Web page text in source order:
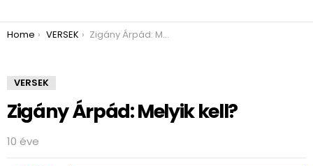
You are here:
Home VERSEK Zigány Árpád: Melyik kell?
VERSEK
Zigány Árpád: Melyik kell?
10 éve